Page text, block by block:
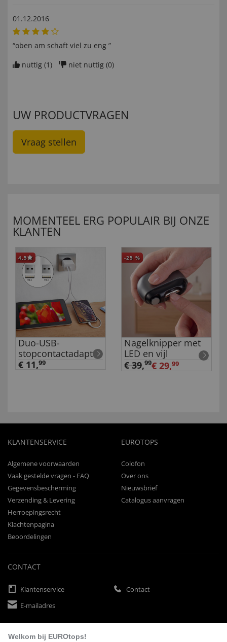
01.12.2016
“oben am schaft viel zu eng ”
nuttig (1) niet nuttig (0)
UW PRODUCTVRAGEN
Vraag stellen
MOMENTEEL ERG POPULAIR BIJ ONZE
KLANTEN
4,5
Duo-USB-
stopcontactadapter
€ 11,99
-25 %
Nagelknipper met
LED en vijl
€ 39,99€ 29,99
KLANTENSERVICE
Algemene voorwaarden
Vaak gestelde vragen - FAQ
Gegevensbescherming
Verzending & Levering
Herroepingsrecht
Klachtenpagina
Beoordelingen
EUROTOPS
Colofon
Over ons
Nieuwsbrief
Catalogus aanvragen
CONTACT
Klantenservice
Contact
E-mailadres
BETAALMETHODEN
Welkom bij EUROtops!